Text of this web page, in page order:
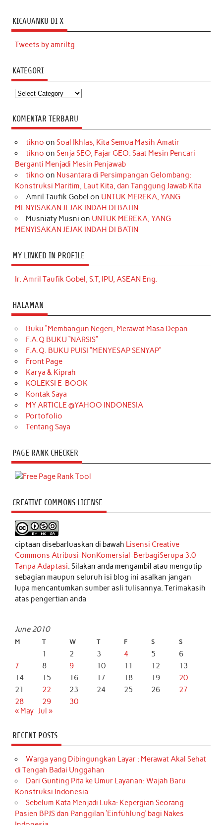
KICAUANKU DI X
Tweets by amriltg
KATEGORI
Kategori
KOMENTAR TERBARU
tikno on Soal Ikhlas, Kita Semua Masih Amatir
tikno on Senja SEO, Fajar GEO: Saat Mesin Pencari
Berganti Menjadi Mesin Penjawab
tikno on Nusantara di Persimpangan Gelombang:
Konstruksi Maritim, Laut Kita, dan Tanggung Jawab Kita
Amril Taufik Gobel on UNTUK MEREKA, YANG
MENYISAKAN JEJAK INDAH DI BATIN
Musniaty Musni on UNTUK MEREKA, YANG
MENYISAKAN JEJAK INDAH DI BATIN
MY LINKED IN PROFILE
Ir. Amril Taufik Gobel, S.T, IPU, ASEAN Eng.
HALAMAN
Buku “Membangun Negeri, Merawat Masa Depan
F.A.Q BUKU “NARSIS”
F.A.Q. BUKU PUISI “MENYESAP SENYAP”
Front Page
Karya & Kiprah
KOLEKSI E-BOOK
Kontak Saya
MY ARTICLE @YAHOO INDONESIA
Portofolio
Tentang Saya
PAGE RANK CHECKER
CREATIVE COMMONS LICENSE
ciptaan disebarluaskan di bawah Lisensi Creative
Commons Atribusi-NonKomersial-BerbagiSerupa 3.0
Tanpa Adaptasi. Silakan anda mengambil atau mengutip
sebagian maupun seluruh isi blog ini asalkan jangan
lupa mencantumkan sumber asli tulisannya. Terimakasih
atas pengertian anda
June 2010
M T W T F S S
1 2 3 4 5
6
7
8 9 10 11 12
13
14
15 16 17 18 19
20
21
22 23 24 25 26
27
28
29
30
« May Jul »
RECENT POSTS
Warga yang Dibingungkan Layar : Merawat Akal Sehat
di Tengah Badai Unggahan
Dari Gunting Pita ke Umur Layanan: Wajah Baru
Konstruksi Indonesia
Sebelum Kata Menjadi Luka: Kepergian Seorang
Pasien BPJS dan Panggilan ‘Einfühlung’ bagi Nakes